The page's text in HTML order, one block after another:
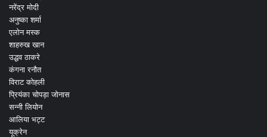
नरेंद्र मोदी
अनुष्का शर्मा
एलोन मस्क
शाहरुख खान
उद्धव ठाकरे
कंगना रनौत
विराट कोहली
प्रियंका चोपड़ा जोनास
सन्नी लियोन
आलिया भट्ट
यूक्रेन